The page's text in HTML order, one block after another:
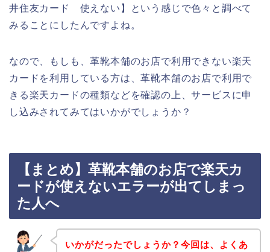
井住友カード 使えない】という感じで色々と調べて
みることにしたんですよね。
なので、もしも、革靴本舗のお店で利用できない楽天
カードを利用している方は、革靴本舗のお店で利用で
きる楽天カードの種類などを確認の上、サービスに申
し込みされてみてはいかがでしょうか？
【まとめ】革靴本舗のお店で楽天カ
ードが使えないエラーが出てしまっ
た人へ
いかがだったでしょうか？今回は、よくあ